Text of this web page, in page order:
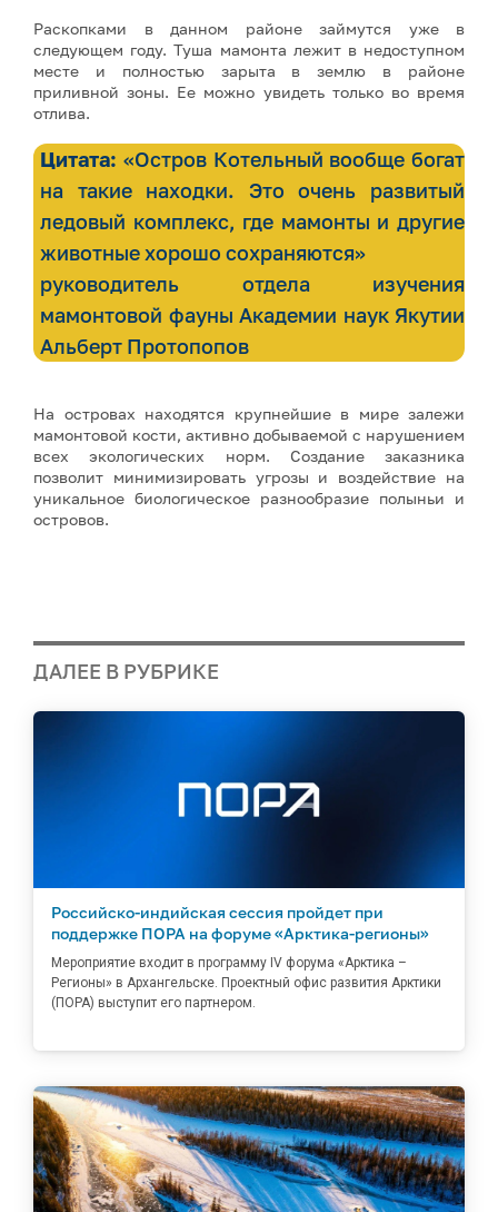
Раскопками в данном районе займутся уже в
следующем году. Туша мамонта лежит в недоступном
месте и полностью зарыта в землю в районе
приливной зоны. Ее можно увидеть только во время
отлива.
Цитата: «Остров Котельный вообще богат
на такие находки. Это очень развитый
ледовый комплекс, где мамонты и другие
животные хорошо сохраняются»
руководитель отдела изучения
мамонтовой фауны Академии наук Якутии
Альберт Протопопов
На островах находятся крупнейшие в мире залежи
мамонтовой кости, активно добываемой с нарушением
всех экологических норм. Создание заказника
позволит минимизировать угрозы и воздействие на
уникальное биологическое разнообразие полыньи и
островов.
ДАЛЕЕ В РУБРИКЕ
Российско-индийская сессия пройдет при
поддержке ПОРА на форуме «Арктика-регионы»
Мероприятие входит в программу IV форума «Арктика –
Регионы» в Архангельске. Проектный офис развития Арктики
(ПОРА) выступит его партнером.